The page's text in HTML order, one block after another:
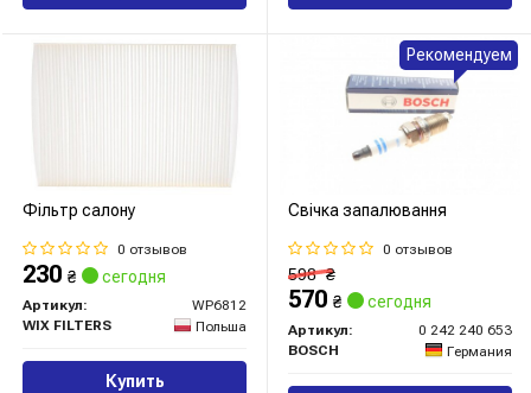
Фільтр салону
0 отзывов
230 ₴ сегодня
Артикул:
WP6812
WIX FILTERS
Польша
Купить
Свічка запалювання
0 отзывов
598₴
570 ₴ сегодня
Артикул:
0 242 240 653
BOSCH
Германия
Рекомендуем